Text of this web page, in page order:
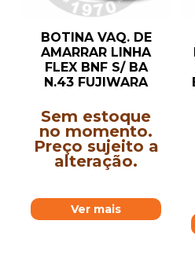
BOTINA VAQ. DE
AMARRAR LINHA
FLEX BNF S/ BA
N.43 FUJIWARA
Sem estoque
no momento.
Preço sujeito a
alteração.
Ver mais